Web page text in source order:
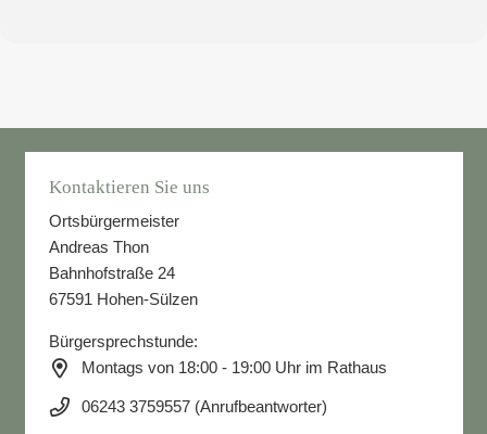
Kontaktieren Sie uns
Ortsbürgermeister
Andreas Thon
Bahnhofstraße 24
67591 Hohen-Sülzen
Bürgersprechstunde:
Montags von 18:00 - 19:00 Uhr im Rathaus
06243 3759557 (Anrufbeantworter)